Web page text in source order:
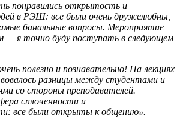
понравились открытость и
в РЭШ: все были очень дружелюбны,
банальные вопросы. Мероприятие
— я точно буду поступать в следующем
полезно и познавательно! На лекциях
разницы между студентами и
со стороны преподавателей.
сплоченности и
все были открыты к общению».